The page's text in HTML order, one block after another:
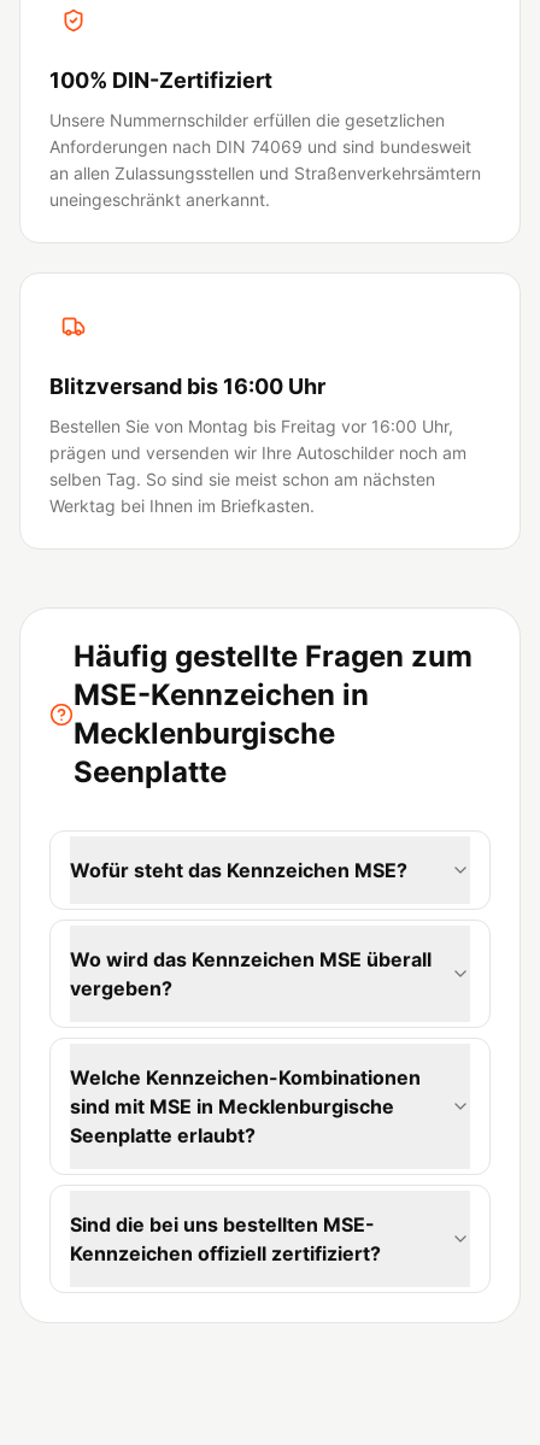
100% DIN-Zertifiziert
Unsere Nummernschilder erfüllen die gesetzlichen
Anforderungen nach DIN 74069 und sind bundesweit
an allen Zulassungsstellen und Straßenverkehrsämtern
uneingeschränkt anerkannt.
Blitzversand bis 16:00 Uhr
Bestellen Sie von Montag bis Freitag vor 16:00 Uhr,
prägen und versenden wir Ihre Autoschilder noch am
selben Tag. So sind sie meist schon am nächsten
Werktag bei Ihnen im Briefkasten.
Häufig gestellte Fragen zum
MSE-Kennzeichen in
Mecklenburgische
Seenplatte
Wofür steht das Kennzeichen MSE?
Wo wird das Kennzeichen MSE überall
vergeben?
Welche Kennzeichen-Kombinationen
sind mit MSE in Mecklenburgische
Seenplatte erlaubt?
Sind die bei uns bestellten MSE-
Kennzeichen offiziell zertifiziert?